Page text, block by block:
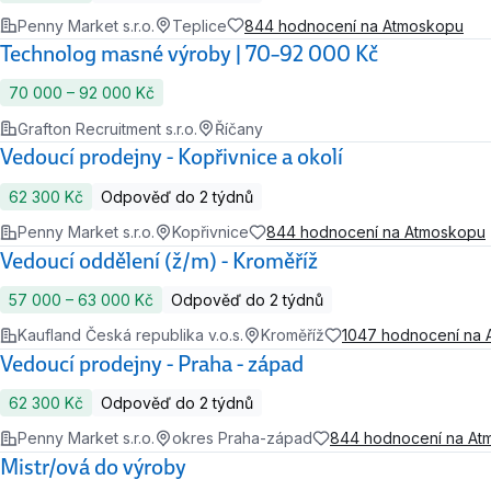
Penny Market s.r.o.
Teplice 844 hodnocení na Atmoskopu
Technolog masné výroby | 70–92 000 Kč
70 000 ‍–‍ 92 000 Kč
Grafton Recruitment s.r.o.
Říčany
Vedoucí prodejny - Kopřivnice a okolí
62 300 Kč
Odpověď do 2 týdnů
Penny Market s.r.o.
Kopřivnice 844 hodnocení na Atmoskopu
Vedoucí oddělení (ž/m) - Kroměříž
57 000 ‍–‍ 63 000 Kč
Odpověď do 2 týdnů
Kaufland Česká republika v.o.s.
Kroměříž 1047 hodnocení na
Vedoucí prodejny - Praha - západ
62 300 Kč
Odpověď do 2 týdnů
Penny Market s.r.o.
okres Praha-západ 844 hodnocení na
Mistr/ová do výroby